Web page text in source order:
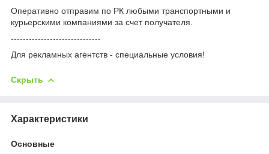
Оперативно отправим по РК любыми транспортными и
курьерскими компаниями за счет получателя.
------------------------------
Для рекламных агентств - специальные условия!
Скрыть
Характеристики
Основные